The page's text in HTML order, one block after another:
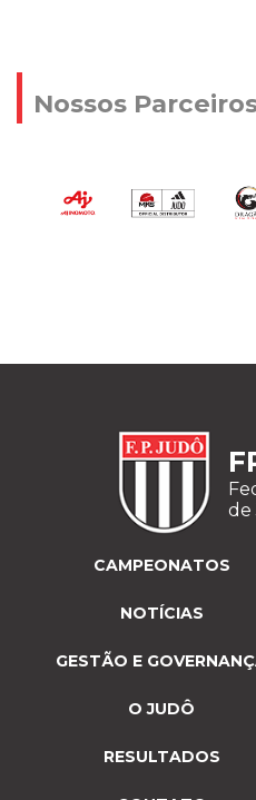
Nossos
de
CAMPEONATOS
NOTÍCIAS
GESTÃO E
O JUDÔ
RESULTADOS